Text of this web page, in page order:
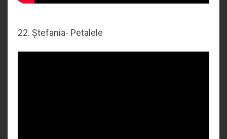
22. Ștefania- Petalele